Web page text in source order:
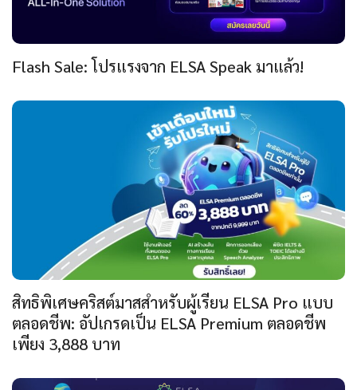
Flash Sale: โปรแรงจาก ELSA Speak มาแล้ว!
สิทธิพิเศษคริสต์มาสสำหรับผู้เรียน ELSA Pro แบบ
ตลอดชีพ: อัปเกรดเป็น ELSA Premium ตลอดชีพ
เพียง 3,888 บาท